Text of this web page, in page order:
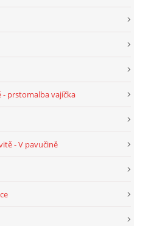
RECENZE
- prstomalba vajíčka
- V pavučině